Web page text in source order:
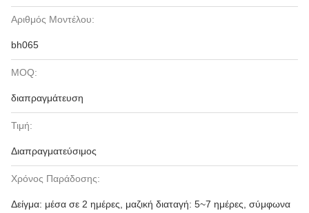
Αριθμός Μοντέλου:
bh065
MOQ:
διαπραγμάτευση
Τιμή:
Διαπραγματεύσιμος
Χρόνος Παράδοσης:
Δείγμα: μέσα σε 2 ημέρες, μαζική διαταγή: 5~7 ημέρες, σύμφωνα